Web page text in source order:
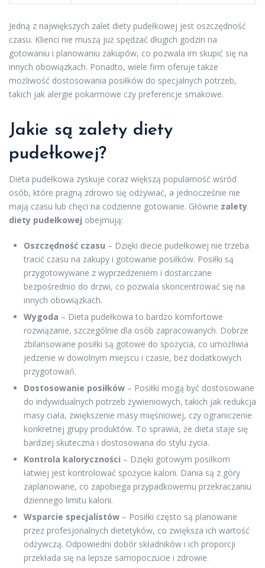
Jedną z największych zalet diety pudełkowej jest oszczędność
czasu. Klienci nie muszą już spędzać długich godzin na
gotowaniu i planowaniu zakupów, co pozwala im skupić się na
innych obowiązkach. Ponadto, wiele firm oferuje także
możliwość dostosowania posiłków do specjalnych potrzeb,
takich jak alergie pokarmowe czy preferencje smakowe.
Jakie są zalety diety
pudełkowej?
Dieta pudełkowa zyskuje coraz większą popularność wśród
osób, które pragną zdrowo się odżywiać, a jednocześnie nie
mają czasu lub chęci na codzienne gotowanie. Główne zalety
diety pudełkowej obejmują:
Oszczędność czasu – Dzięki diecie pudełkowej nie trzeba
tracić czasu na zakupy i gotowanie posiłków. Posiłki są
przygotowywane z wyprzedzeniem i dostarczane
bezpośrednio do drzwi, co pozwala skoncentrować się na
innych obowiązkach.
Wygoda – Dieta pudełkowa to bardzo komfortowe
rozwiązanie, szczególnie dla osób zapracowanych. Dobrze
zbilansowane posiłki są gotowe do spożycia, co umożliwia
jedzenie w dowolnym miejscu i czasie, bez dodatkowych
przygotowań.
Dostosowanie posiłków – Posiłki mogą być dostosowane
do indywidualnych potrzeb żywieniowych, takich jak redukcja
masy ciała, zwiększenie masy mięśniowej, czy ograniczenie
konkretnej grupy produktów. To sprawia, że dieta staje się
bardziej skuteczna i dostosowana do stylu życia.
Kontrola kaloryczności – Dzięki gotowym posiłkom
łatwiej jest kontrolować spożycie kalorii. Dania są z góry
zaplanowane, co zapobiega przypadkowemu przekraczaniu
dziennego limitu kalorii.
Wsparcie specjalistów – Posiłki często są planowane
przez profesjonalnych dietetyków, co zwiększa ich wartość
odżywczą. Odpowiedni dobór składników i ich proporcji
przekłada się na lepsze samopoczucie i zdrowie.